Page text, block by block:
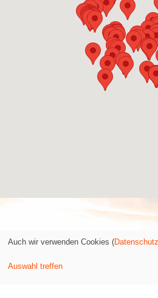
Auch wir verwenden Cookies (
Auswahl treffen